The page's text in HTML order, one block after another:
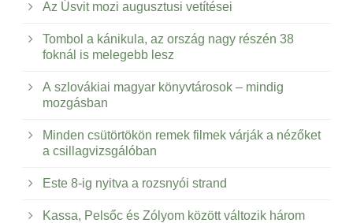
Az Úsvit mozi augusztusi vetítései
Tombol a kánikula, az ország nagy részén 38
foknál is melegebb lesz
A szlovákiai magyar könyvtárosok – mindig
mozgásban
Minden csütörtökön remek filmek várják a nézőket
a csillagvizsgálóban
Este 8-ig nyitva a rozsnyói strand
Kassa, Pelsőc és Zólyom között változik három